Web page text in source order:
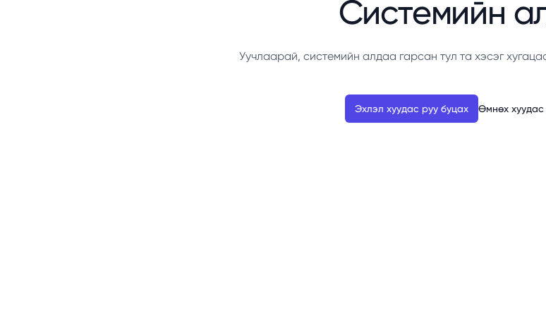
Системийн
Уучлаарай, системийн алдаа гарсан тул та хэсэг
Эхлэл хуудас руу буцах Өмнөх хуудас